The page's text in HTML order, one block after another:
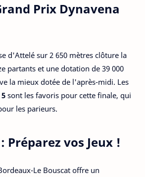
Prix Dynavena
d'Attelé sur 2 650 mètres clôture la
partants et une dotation de 39 000
la mieux dotée de l'après-midi. Les
sont les favoris pour cette finale, qui
les parieurs.
Préparez vos Jeux !
Le Bouscat offre un